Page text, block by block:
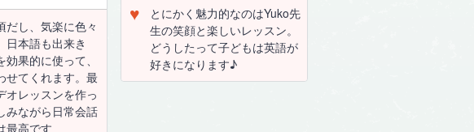
だし、気楽に色々
日本語も出来き
効果的に使って、
せてくれます。最
オレッスンを作っ
みながら日常会話
最高です
♥
とにかく魅力的なのはYuko先
生の笑顔と楽しいレッスン。
どうしたって子どもは英語が
好きになります♪